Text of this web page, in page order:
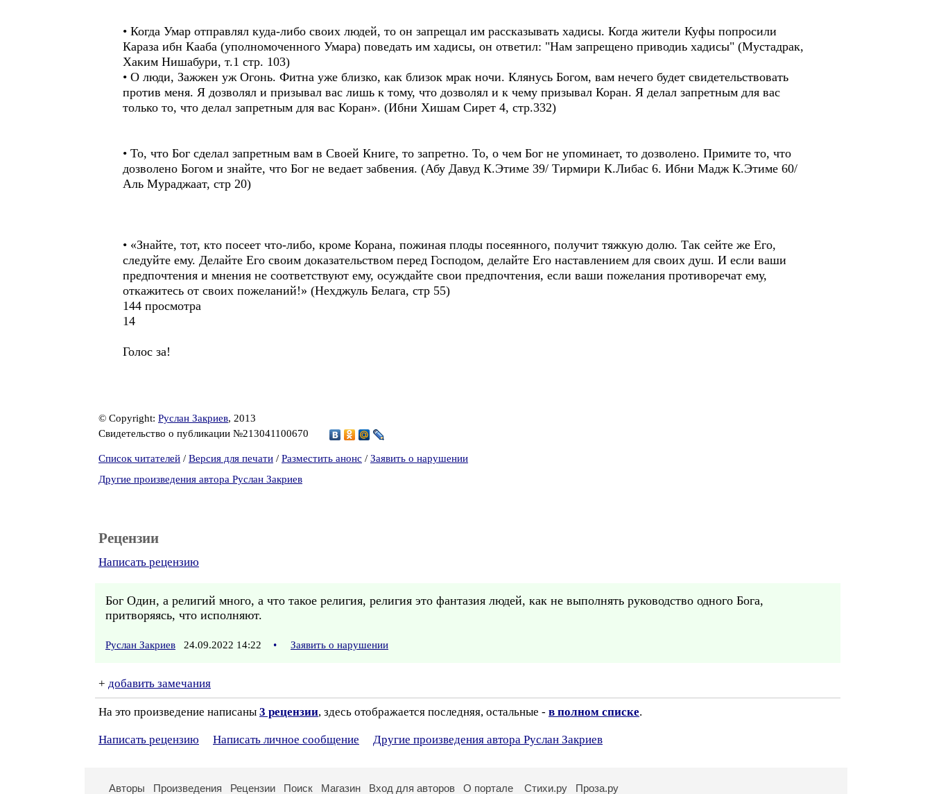
• Когда Умар отправлял куда-либо своих людей, то он запрещал им рассказывать хадисы. Когда жители Куфы попросили
Караза ибн Кааба (уполномоченного Умара) поведать им хадисы, он ответил: "Нам запрещено приводиь хадисы" (Мустадрак,
Хаким Нишабури, т.1 стр. 103)
• О люди, Зажжен уж Огонь. Фитна уже близко, как близок мрак ночи. Клянусь Богом, вам нечего будет свидетельствовать
против меня. Я дозволял и призывал вас лишь к тому, что дозволял и к чему призывал Коран. Я делал запретным для вас
только то, что делал запретным для вас Коран». (Ибни Хишам Сирет 4, стр.332)
• То, что Бог сделал запретным вам в Своей Книге, то запретно. То, о чем Бог не упоминает, то дозволено. Примите то, что
дозволено Богом и знайте, что Бог не ведает забвения. (Абу Давуд К.Этиме 39/ Тирмири К.Либас 6. Ибни Мадж К.Этиме 60/
Аль Мураджаат, стр 20)
• «Знайте, тот, кто посеет что-либо, кроме Корана, пожиная плоды посеянного, получит тяжкую долю. Так сейте же Его,
следуйте ему. Делайте Его своим доказательством перед Господом, делайте Его наставлением для своих душ. И если ваши
предпочтения и мнения не соответствуют ему, осуждайте свои предпочтения, если ваши пожелания противоречат ему,
откажитесь от своих пожеланий!» (Нехджуль Белага, стр 55)
144 просмотра
14
Голос за!
© Copyright: Руслан Закриев, 2013
Свидетельство о публикации №213041100670
Список читателей / Версия для печати / Разместить анонс / Заявить о нарушении
Другие произведения автора Руслан Закриев
Рецензии
Написать рецензию
Бог Один, а религий много, а что такое религия, религия это фантазия людей, как не выполнять руководство одного Бога,
притворяясь, что исполняют.
Руслан Закриев 24.09.2022 14:22 • Заявить о нарушении
+ добавить замечания
На это произведение написаны 3 рецензии, здесь отображается последняя, остальные - в полном списке.
Написать рецензию Написать личное сообщение Другие произведения автора Руслан Закриев
Авторы Произведения Рецензии Поиск Магазин Вход для авторов О портале Стихи.ру Проза.ру